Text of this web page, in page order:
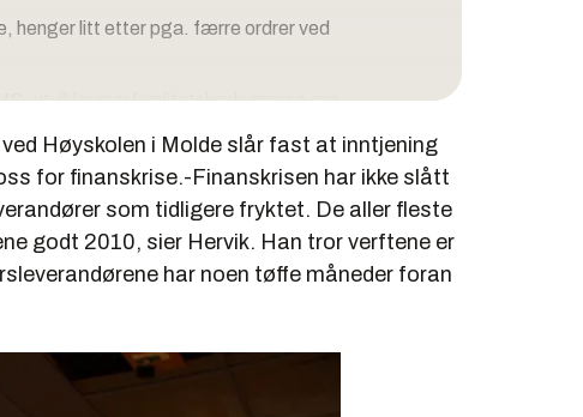
henger litt etter pga. færre ordrer ved
utvikler mer kvalitetskonkurranse enn
Høyskolen i Molde slår fast at inntjening
for finanskrise.-Finanskrisen har ikke slått
som tidligere fryktet. De aller fleste
godt 2010, sier Hervik. Han tror verftene er
har noen tøffe måneder foran